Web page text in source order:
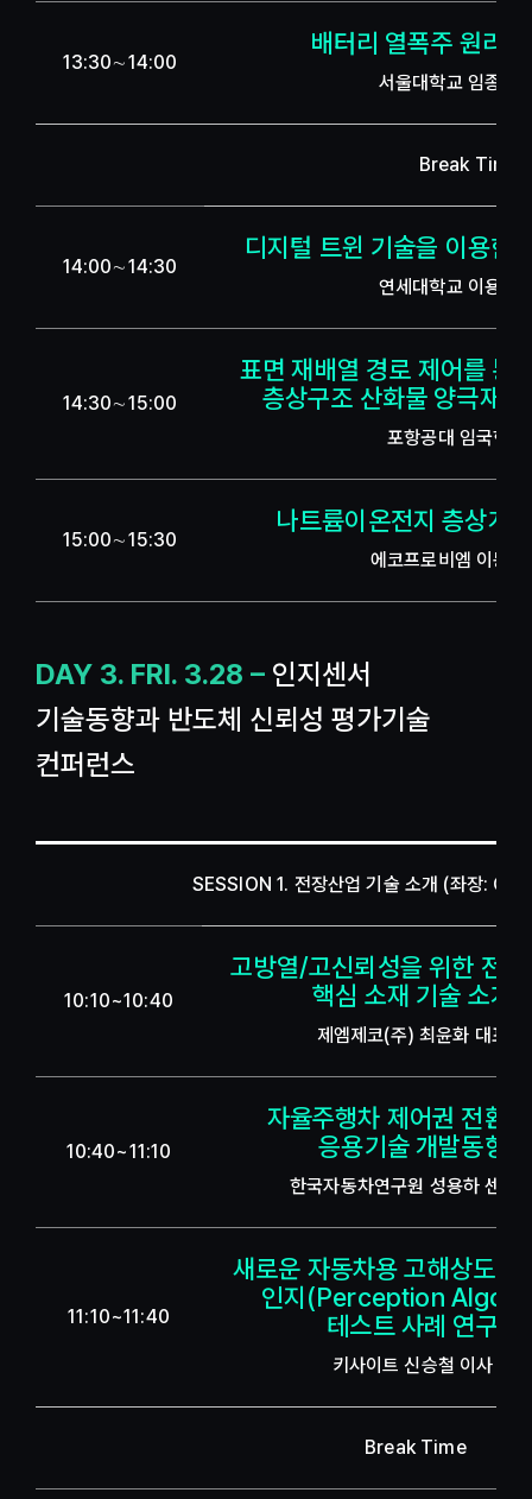
13:30∼14:00
배터리 열폭주 원리
서울대학교 임종우
Break Time
14:00∼14:30
디지털 트윈 기술을 이용한
연세대학교 이용민
14:30∼15:00
표면 재배열 경로 제어를 통
층상구조 산화물 양극재
포항공대 임국현
15:00∼15:30
나트륨이온전지 층상계
에코프로비엠 이동욱
DAY 3. FRI. 3.28 – 인지센서
기술동향과 반도체 신뢰성 평가기술
컨퍼런스
SESSION 1. 전장산업 기술 소개 (좌장:
10:10~10:40
고방열/고신뢰성을 위한 전
핵심 소재 기술 소개
제엠제코(주) 최윤화 대표
10:40~11:10
자율주행차 제어권 전환
응용기술 개발동향
한국자동차연구원 성용하 센터
11:10~11:40
새로운 자동차용 고해상도 레
인지(Perception
테스트 사례 연구
키사이트 신승철 이사
Break Time